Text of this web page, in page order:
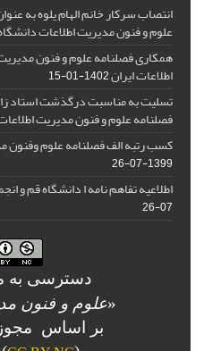
انتصاب سرکار خانم الهام یلوه به
علوم و فنون مدیریت اطلاعات
همکاری فصلنامه علوم و فنون
اطلاعات ایران1402-01-15
تسلیت به مناسبت درگذشت استاد
فصلنامه علوم و فنون مدیریت
کسب رتبه الف فصلنامه علوم وفنون
1399-07-26
اطلاعیه تفاهم نامه ا دانشگاه قم و
07-26
دسترسی به
«علوم و فنون
بر اساس مجوز